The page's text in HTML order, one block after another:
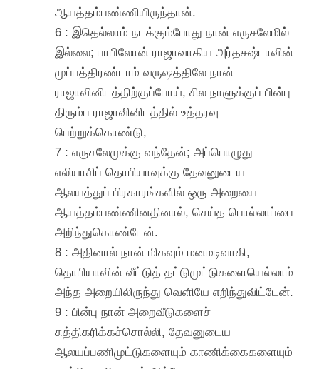
ஆயத்தம்பண்ணியிருந்தான்.
6 : இதெல்லாம் நடக்கும்போது நான் எருசலேமில்
இல்லை; பாபிலோன் ராஜாவாகிய அர்தசஷ்டாவின்
முப்பத்திரண்டாம் வருஷத்திலே நான்
ராஜாவினிடத்திற்குப்போய், சில நாளுக்குப் பின்பு
திரும்ப ராஜாவினிடத்தில் உத்தரவு
பெற்றுக்கொண்டு,
7 : எருசலேமுக்கு வந்தேன்; அப்பொழுது
எலியாசிப் தொபியாவுக்கு தேவனுடைய
ஆலயத்துப் பிரகாரங்களில் ஒரு அறையை
ஆயத்தம்பண்ணினதினால், செய்த பொல்லாப்பை
அறிந்துகொண்டேன்.
8 : அதினால் நான் மிகவும் மனமடிவாகி,
தொபியாவின் வீட்டுத் தட்டுமுட்டுகளையெல்லாம்
அந்த அறையிலிருந்து வெளியே எறிந்துவிட்டேன்.
9 : பின்பு நான் அறைவீடுகளைச்
சுத்திகரிக்கச்சொல்லி, தேவனுடைய
ஆலயப்பணிமுட்டுகளையும் காணிக்கைகளையும்